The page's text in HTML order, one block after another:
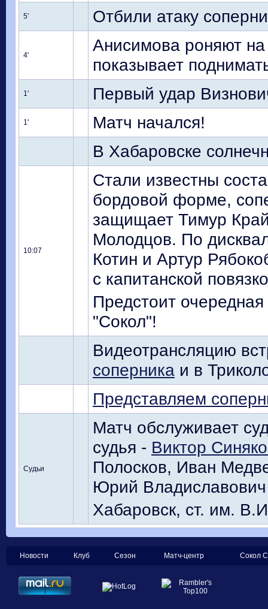
5' Отбили атаку
4'
Анисимова роняют
показывает
1' Первый удар
1'
Матч начался!
В Хабаровске
10:07
Стали известны
бордовой форме,
защищает Тимур
Молодцов. По
Котин и Артур
с капитанской
Предстоит
"Сокол"!
Видеотрансляцию
соперника и в
Представляем
Судьи
Матч обслуживает
судья - Виктор
Полосков, Иван
Юрий
Хабаровск, ст. им.
Новости Клуб Сезон Матч-центр Сокол